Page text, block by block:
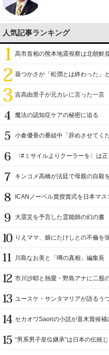
人気記事ランキング
高市首相の熊本地震視察は北朝鮮
葵つかさが「松潤とは終わった」と
吉高由里子が元カレに言った一言
魔法の認知症ケアの秘密に迫る
小倉優香の番組中「辞めさせてく
〈#ミサイルよりクーラーを〉は
キンコメ高橋が法廷で母親の自殺
ICANノーベル賞授賞式を日本マス
大震災を予言した霊能師の幻の書
りえママ、娘にたけしとの不倫を
川島なお美と「噂の真相」編集長
市川沙耶と熱愛・野島アナに二股
ユースケ・サンタマリアが語るう
セカオワSaoriの小説が直木賞候補
“男系男子皇位継承”は日本の伝統